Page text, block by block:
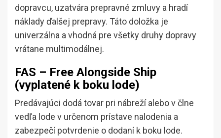
dopravcu, uzatvára prepravné zmluvy a hradí
náklady ďalšej prepravy. Táto doložka je
univerzálna a vhodná pre všetky druhy dopravy
vrátane multimodálnej.
FAS – Free Alongside Ship
(vyplatené k boku lode)
Predávajúci dodá tovar pri nábreží alebo v člne
vedľa lode v určenom prístave nalodenia a
zabezpečí potvrdenie o dodaní k boku lode.